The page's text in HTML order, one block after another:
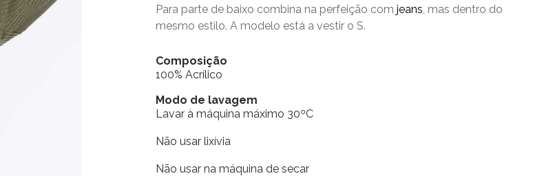
Para parte de baixo combina na perfeição comjeans, mas dentro do
mesmo estilo. A modelo está a vestir o S.
Composição
100% Acrílico
Modo de lavagem
Lavar à máquina máximo 30ºC
Não usar lixívia
Não usar na máquina de secar